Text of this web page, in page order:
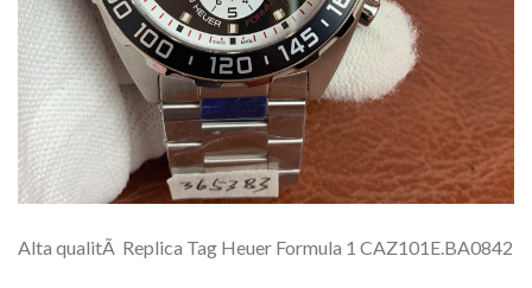
Alta qualitÃ Replica Tag Heuer Formula 1 CAZ101E.BA0842